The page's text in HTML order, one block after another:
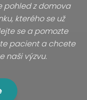
pohled z domova
kterého se už
se a pomozte
pacient a chcete
naši výzvu.